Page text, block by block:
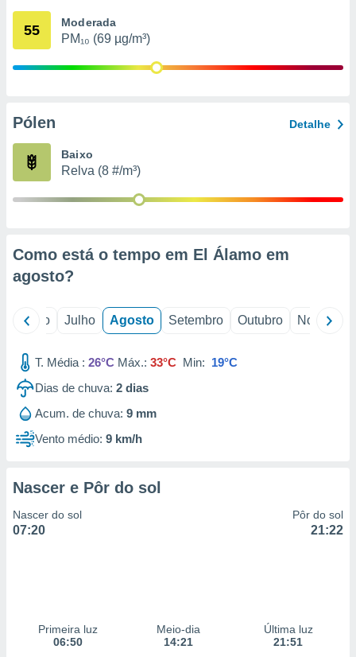
através
estudos
1199
55 Moderada
PM₁₀ (69 µg/m³)
Pólen Detalhe
Baixo
Relva (8 #/m³)
Como está o tempo em El Álamo em
agosto?
Junho Julho Agosto Setembro Outubro Novembro
T. Média : 26°C Máx.: 33°C Min: 19°C
Dias de chuva: 2 dias
Acum. de chuva: 9 mm
Vento médio: 9 km/h
Nascer e Pôr do sol
Nascer do sol
07:20
Pôr do sol
21:22
Primeira luz
06:50
Meio-dia
14:21
Última luz
21:51